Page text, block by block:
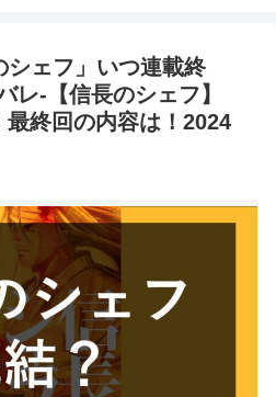
シェフ」いつ連載終
レ-【信長のシェフ】
終回の内容は！2024